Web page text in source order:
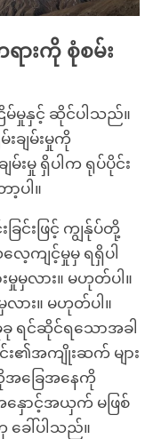
းကို စုံစမ်း
မ်မှုနှင့် ဆိုင်ပါသည်။
ချမ်းမှုကို
းမှု ရှိပါက ရုပ်ပိုင်း
ပါ။
ြင်းဖြင့် ကျွန်ုပ်တို့
ကျင့်မှုမှ ရရှိပါ
မှလား။ မဟုတ်ပါ။
လား။ မဟုတ်ပါ။
ရင်ဆိုင်ရသောအခါ
း၏အကျိုးဆက် များ
ခြေအနေကို
ောင့်အယှက် မဖြစ်
ခေါ်ပါသည်။